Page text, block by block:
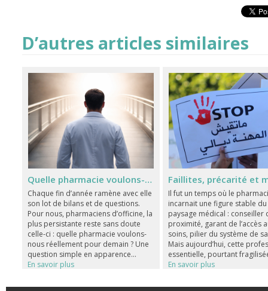
D’autres articles similaires
Quelle pharmacie voulons-nous ?
Chaque fin d’année ramène avec elle
son lot de bilans et de questions.
Pour nous, pharmaciens d’officine, la
plus persistante reste sans doute
celle-ci : quelle pharmacie voulons-
nous réellement pour demain ? Une
question simple en apparence...
En savoir plus
Il fut un temps où le
incarnait une figure stable du
paysage médical : conseiller
proximité, garant de l’accès
soins, pilier du système de
Mais aujourd’hui, cette
essentielle, pourtant
En savoir plus